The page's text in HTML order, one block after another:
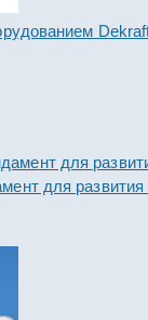
для развития